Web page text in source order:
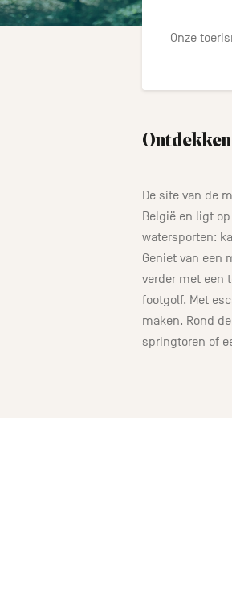
Onze
Ontdekken
De site van de
België en ligt
watersporten:
Geniet van een
verder met een
footgolf. Met
maken. Rond
springtoren of